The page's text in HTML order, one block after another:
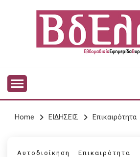
VDELLA
Home ΕΙΔΗΣΕΙΣ Επικαιρότητα
Αυτοδιοίκηση Επικαιρότητα